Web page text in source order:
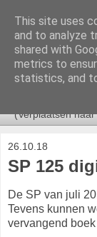
V&VN
Nieuws voor
26.10.18
SP 125
De SP van juli
Tevens kunnen
vervangend
This site uses
and to analyze
shared with
metrics to
statistics, and